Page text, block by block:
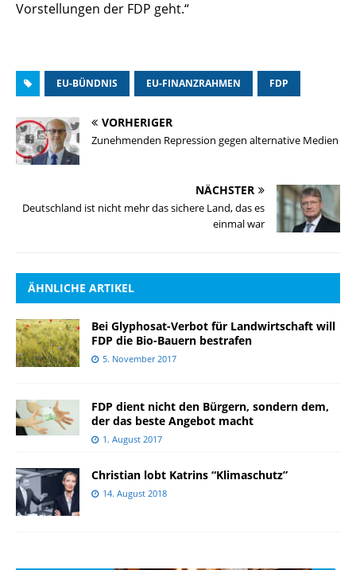
Vorstellungen der FDP geht.“
EU-BÜNDNIS EU-FINANZRAHMEN FDP
VORHERIGER
Zunehmenden Repression gegen alternative Medien
NÄCHSTER
Deutschland ist nicht mehr das sichere Land, das es
einmal war
ÄHNLICHE ARTIKEL
Bei Glyphosat-Verbot für Landwirtschaft will
FDP die Bio-Bauern bestrafen
5. November 2017
FDP dient nicht den Bürgern, sondern dem,
der das beste Angebot macht
1. August 2017
Christian lobt Katrins “Klimaschutz”
14. August 2018